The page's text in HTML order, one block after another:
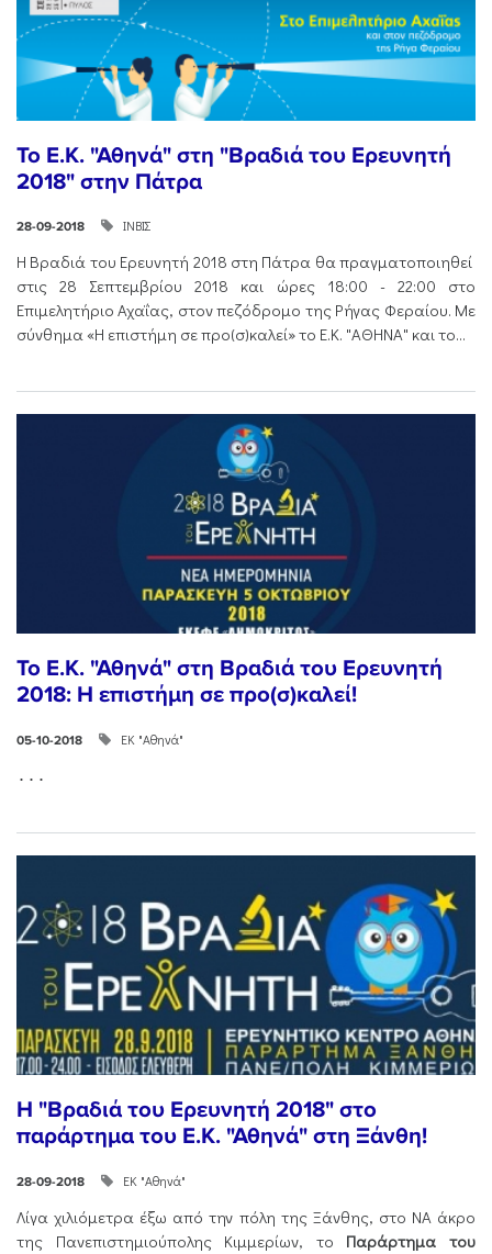
Το Ε.Κ. "Αθηνά" στη "Βραδιά του Ερευνητή
2018" στην Πάτρα
28-09-2018 ΙΝΒΙΣ
Η Βραδιά του Ερευνητή 2018 στη Πάτρα θα πραγματοποιηθεί
στις 28 Σεπτεμβρίου 2018 και ώρες 18:00 - 22:00 στο
Επιμελητήριο Αχαΐας, στον πεζόδρομο της Ρήγας Φεραίου. Με
σύνθημα «Η επιστήμη σε προ(σ)καλεί» το Ε.Κ. "ΑΘΗΝΑ" και το...
Το Ε.Κ. "Αθηνά" στη Βραδιά του Ερευνητή
2018: Η επιστήμη σε προ(σ)καλεί!
05-10-2018 ΕΚ "Αθηνά"
...
Η "Βραδιά του Ερευνητή 2018" στο
παράρτημα του Ε.Κ. "Αθηνά" στη Ξάνθη!
28-09-2018 ΕΚ "Αθηνά"
Λίγα χιλιόμετρα έξω από την πόλη της Ξάνθης, στο ΝΑ άκρο
της Πανεπιστημιούπολης Κιμμερίων, το Παράρτημα του